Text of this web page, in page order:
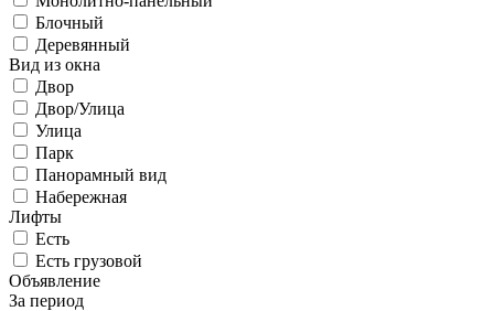
Блочный
Деревянный
Вид из окна
Двор
Двор/Улица
Улица
Парк
Панорамный вид
Набережная
Лифты
Есть
Есть грузовой
Объявление
За период